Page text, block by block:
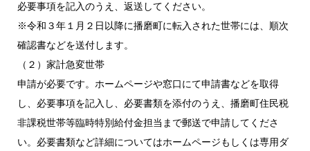
必要事項を記入のうえ、返送してください。
※令和３年１月２日以降に播磨町に転入された世帯には、順次
確認書などを送付します。
（２）家計急変世帯
申請が必要です。ホームページや窓口にて申請書などを取得
し、必要事項を記入し、必要書類を添付のうえ、播磨町住民税
非課税世帯等臨時特別給付金担当まで郵送で申請してくださ
い。必要書類など詳細についてはホームページもしくは専用ダ